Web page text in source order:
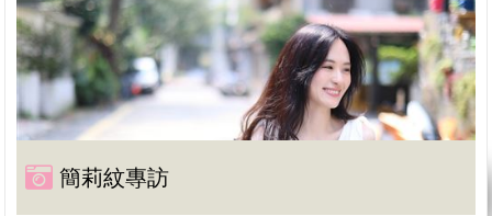
簡莉紋專訪